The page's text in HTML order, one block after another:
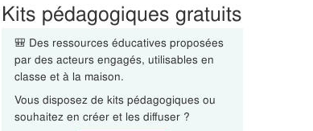
Kits pédagogiques gratuits
🎒 Des ressources éducatives proposées
par des acteurs engagés, utilisables en
classe et à la maison.
Vous disposez de kits pédagogiques ou
souhaitez en créer et les diffuser ?